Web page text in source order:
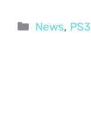
Categorie
News, PS3